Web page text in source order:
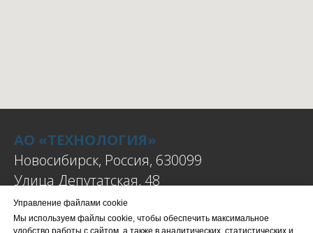
АО «ТЕХНОЛОГИЯ»
Новосибирск, Россия, 630099
Улица Депутатская, 48
Телефон:+7 (383)249-40-71
Управление файлами cookie
Мы используем файлы cookie, чтобы обеспечить максимальное